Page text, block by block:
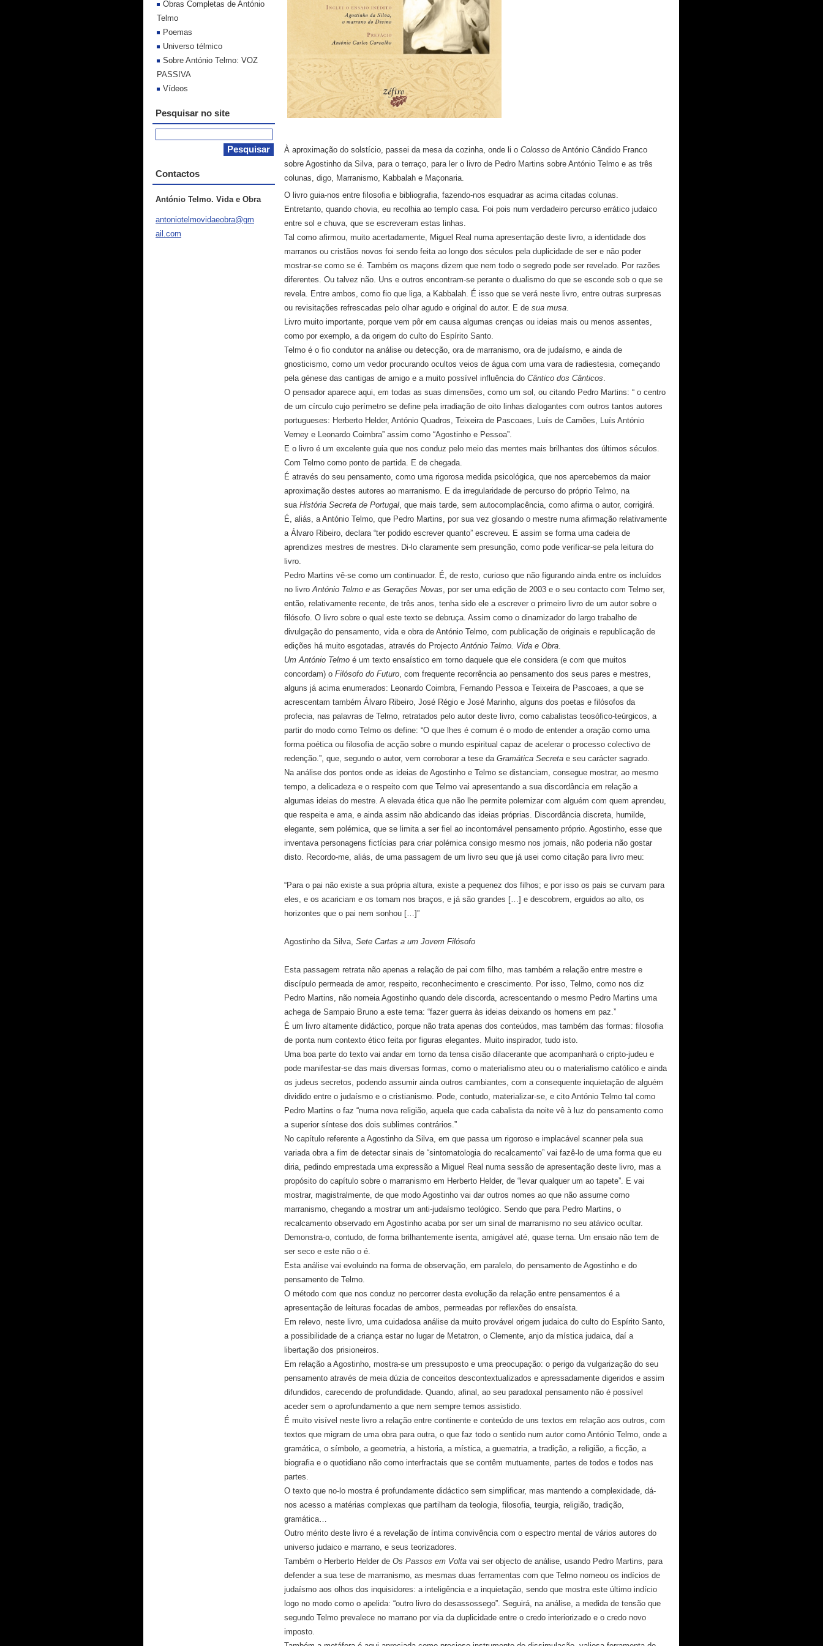
À aproximação do solstício, passei da mesa da cozinha, onde li o Colosso de António Cândido Franco
sobre Agostinho da Silva, para o terraço, para ler o livro de Pedro Martins sobre António Telmo e as três
colunas, digo, Marranismo, Kabbalah e Maçonaria.
O livro guia-nos entre filosofia e bibliografia, fazendo-nos esquadrar as acima citadas colunas.
Entretanto, quando chovia, eu recolhia ao templo casa. Foi pois num verdadeiro percurso errático judaico
entre sol e chuva, que se escreveram estas linhas.
Tal como afirmou, muito acertadamente, Miguel Real numa apresentação deste livro, a identidade dos
marranos ou cristãos novos foi sendo feita ao longo dos séculos pela duplicidade de ser e não poder
mostrar-se como se é. Também os maçons dizem que nem todo o segredo pode ser revelado. Por razões
diferentes. Ou talvez não. Uns e outros encontram-se perante o dualismo do que se esconde sob o que se
revela. Entre ambos, como fio que liga, a Kabbalah. É isso que se verá neste livro, entre outras surpresas
ou revisitações refrescadas pelo olhar agudo e original do autor. E de sua musa.
Livro muito importante, porque vem pôr em causa algumas crenças ou ideias mais ou menos assentes,
como por exemplo, a da origem do culto do Espírito Santo.
Telmo é o fio condutor na análise ou detecção, ora de marranismo, ora de judaísmo, e ainda de
gnosticismo, como um vedor procurando ocultos veios de água com uma vara de radiestesia, começando
pela génese das cantigas de amigo e a muito possível influência do Cântico dos Cânticos.
O pensador aparece aqui, em todas as suas dimensões, como um sol, ou citando Pedro Martins: “ o centro
de um círculo cujo perímetro se define pela irradiação de oito linhas dialogantes com outros tantos autores
portugueses: Herberto Helder, António Quadros, Teixeira de Pascoaes, Luís de Camões, Luís António
Verney e Leonardo Coimbra” assim como “Agostinho e Pessoa”.
E o livro é um excelente guia que nos conduz pelo meio das mentes mais brilhantes dos últimos séculos.
Com Telmo como ponto de partida. E de chegada.
É através do seu pensamento, como uma rigorosa medida psicológica, que nos apercebemos da maior
aproximação destes autores ao marranismo. E da irregularidade de percurso do próprio Telmo, na
sua História Secreta de Portugal, que mais tarde, sem autocomplacência, como afirma o autor, corrigirá.
É, aliás, a António Telmo, que Pedro Martins, por sua vez glosando o mestre numa afirmação relativamente
a Álvaro Ribeiro, declara “ter podido escrever quanto” escreveu. E assim se forma uma cadeia de
aprendizes mestres de mestres. Di-lo claramente sem presunção, como pode verificar-se pela leitura do
livro.
Pedro Martins vê-se como um continuador. É, de resto, curioso que não figurando ainda entre os incluídos
no livroAntónio Telmo e as Gerações Novas, por ser uma edição de 2003 e o seu contacto com Telmo ser,
então, relativamente recente, de três anos, tenha sido ele a escrever o primeiro livro de um autor sobre o
filósofo. O livro sobre o qual este texto se debruça. Assim como o dinamizador do largo trabalho de
divulgação do pensamento, vida e obra de António Telmo, com publicação de originais e republicação de
edições há muito esgotadas, através do ProjectoAntónio Telmo. Vida e Obra.
Um António Telmo é um texto ensaístico em torno daquele que ele considera (e com que muitos
concordam) o Filósofo do Futuro, com frequente recorrência ao pensamento dos seus pares e mestres,
alguns já acima enumerados: Leonardo Coimbra, Fernando Pessoa e Teixeira de Pascoaes, a que se
acrescentam também Álvaro Ribeiro, José Régio e José Marinho, alguns dos poetas e filósofos da
profecia, nas palavras de Telmo, retratados pelo autor deste livro, como cabalistas teosófico-teúrgicos, a
partir do modo como Telmo os define: “O que lhes é comum é o modo de entender a oração como uma
forma poética ou filosofia de acção sobre o mundo espiritual capaz de acelerar o processo colectivo de
redenção.”, que, segundo o autor, vem corroborar a tese da Gramática Secreta e seu carácter sagrado.
Na análise dos pontos onde as ideias de Agostinho e Telmo se distanciam, consegue mostrar, ao mesmo
tempo, a delicadeza e o respeito com que Telmo vai apresentando a sua discordância em relação a
algumas ideias do mestre. A elevada ética que não lhe permite polemizar com alguém com quem aprendeu,
que respeita e ama, e ainda assim não abdicando das ideias próprias. Discordância discreta, humilde,
elegante, sem polémica, que se limita a ser fiel ao incontornável pensamento próprio. Agostinho, esse que
inventava personagens fictícias para criar polémica consigo mesmo nos jornais, não poderia não gostar
disto. Recordo-me, aliás, de uma passagem de um livro seu que já usei como citação para livro meu:
“Para o pai não existe a sua própria altura, existe a pequenez dos filhos; e por isso os pais se curvam para
eles, e os acariciam e os tomam nos braços, e já são grandes […] e descobrem, erguidos ao alto, os
horizontes que o pai nem sonhou […]”
Agostinho da Silva, Sete Cartas a um Jovem Filósofo
Esta passagem retrata não apenas a relação de pai com filho, mas também a relação entre mestre e
discípulo permeada de amor, respeito, reconhecimento e crescimento. Por isso, Telmo, como nos diz
Pedro Martins, não nomeia Agostinho quando dele discorda, acrescentando o mesmo Pedro Martins uma
achega de Sampaio Bruno a este tema: “fazer guerra às ideias deixando os homens em paz.”
É um livro altamente didáctico, porque não trata apenas dos conteúdos, mas também das formas: filosofia
de ponta num contexto ético feita por figuras elegantes. Muito inspirador, tudo isto.
Uma boa parte do texto vai andar em torno da tensa cisão dilacerante que acompanhará o cripto-judeu e
pode manifestar-se das mais diversas formas, como o materialismo ateu ou o materialismo católico e ainda
os judeus secretos, podendo assumir ainda outros cambiantes, com a consequente inquietação de alguém
dividido entre o judaísmo e o cristianismo. Pode, contudo, materializar-se, e cito António Telmo tal como
Pedro Martins o faz “numa nova religião, aquela que cada cabalista da noite vê à luz do pensamento como
a superior síntese dos dois sublimes contrários.”
No capítulo referente a Agostinho da Silva, em que passa um rigoroso e implacável scanner pela sua
variada obra a fim de detectar sinais de “sintomatologia do recalcamento” vai fazê-lo de uma forma que eu
diria, pedindo emprestada uma expressão a Miguel Real numa sessão de apresentação deste livro, mas a
propósito do capítulo sobre o marranismo em Herberto Helder, de “levar qualquer um ao tapete”. E vai
mostrar, magistralmente, de que modo Agostinho vai dar outros nomes ao que não assume como
marranismo, chegando a mostrar um anti-judaísmo teológico. Sendo que para Pedro Martins, o
recalcamento observado em Agostinho acaba por ser um sinal de marranismo no seu atávico ocultar.
Demonstra-o, contudo, de forma brilhantemente isenta, amigável até, quase terna. Um ensaio não tem de
ser seco e este não o é.
Esta análise vai evoluindo na forma de observação, em paralelo, do pensamento de Agostinho e do
pensamento de Telmo.
O método com que nos conduz no percorrer desta evolução da relação entre pensamentos é a
apresentação de leituras focadas de ambos, permeadas por reflexões do ensaísta.
Em relevo, neste livro, uma cuidadosa análise da muito provável origem judaica do culto do Espírito Santo,
a possibilidade de a criança estar no lugar de Metatron, o Clemente, anjo da mística judaica, daí a
libertação dos prisioneiros.
Em relação a Agostinho, mostra-se um pressuposto e uma preocupação: o perigo da vulgarização do seu
pensamento através de meia dúzia de conceitos descontextualizados e apressadamente digeridos e assim
difundidos, carecendo de profundidade. Quando, afinal, ao seu paradoxal pensamento não é possível
aceder sem o aprofundamento a que nem sempre temos assistido.
É muito visível neste livro a relação entre continente e conteúdo de uns textos em relação aos outros, com
textos que migram de uma obra para outra, o que faz todo o sentido num autor como António Telmo, onde a
gramática, o símbolo, a geometria, a historia, a mística, a guematria, a tradição, a religião, a ficção, a
biografia e o quotidiano não como interfractais que se contêm mutuamente, partes de todos e todos nas
partes.
O texto que no-lo mostra é profundamente didáctico sem simplificar, mas mantendo a complexidade, dá-
nos acesso a matérias complexas que partilham da teologia, filosofia, teurgia, religião, tradição,
gramática…
Outro mérito deste livro é a revelação de íntima convivência com o espectro mental de vários autores do
universo judaico e marrano, e seus teorizadores.
Também o Herberto Helder de Os Passos em Volta vai ser objecto de análise, usando Pedro Martins, para
defender a sua tese de marranismo, as mesmas duas ferramentas com que Telmo nomeou os indícios de
judaísmo aos olhos dos inquisidores: a inteligência e a inquietação, sendo que mostra este último indício
logo no modo como o apelida: “outro livro do desassossego”. Seguirá, na análise, a medida de tensão que
segundo Telmo prevalece no marrano por via da duplicidade entre o credo interiorizado e o credo novo
imposto.
Obras Completas de António
Telmo
Poemas
Universo télmico
Sobre António Telmo: VOZ
PASSIVA
Vídeos
Pesquisar no site
Contactos
António Telmo. Vida e Obra
antoniotelmovidaeobra@gm
ail.com